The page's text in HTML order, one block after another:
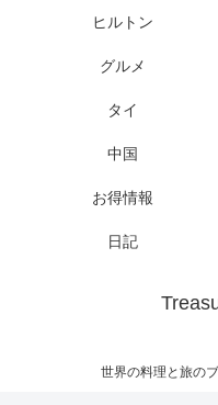
世界の料理と旅の
ヒルトン
グルメ
タイ
中国
お得情報
日記